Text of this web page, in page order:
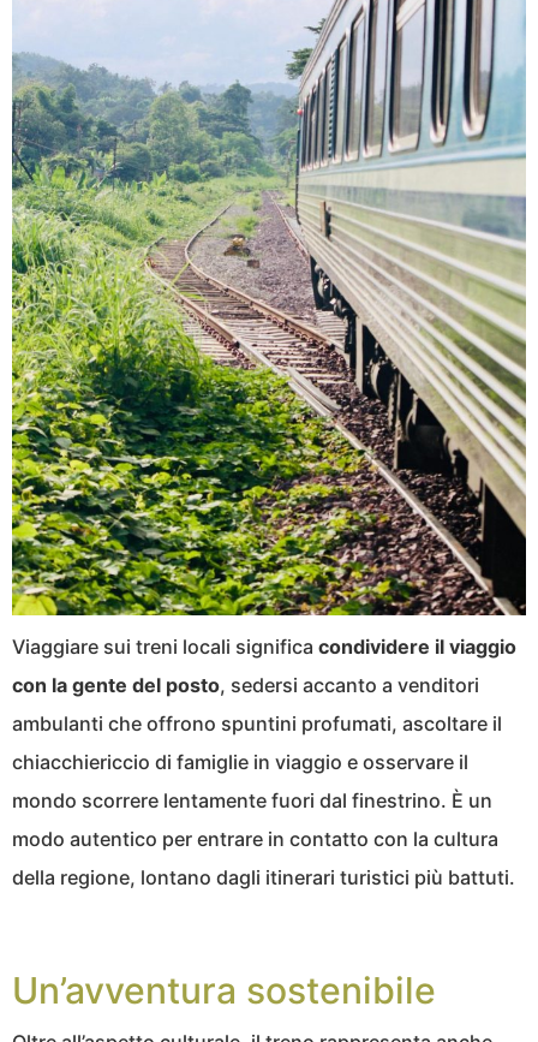
Viaggiare sui treni locali significa condividere il viaggio
con la gente del posto, sedersi accanto a venditori
ambulanti che offrono spuntini profumati, ascoltare il
chiacchiericcio di famiglie in viaggio e osservare il
mondo scorrere lentamente fuori dal finestrino. È un
modo autentico per entrare in contatto con la cultura
della regione, lontano dagli itinerari turistici più battuti.
Un’avventura sostenibile